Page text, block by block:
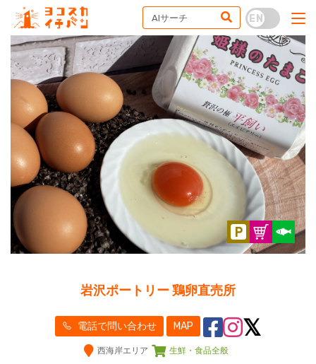
岩沢ポートリー 鶏卵直売所
電話で問い合わせ MAP
西海岸エリア 生鮮・食品全般